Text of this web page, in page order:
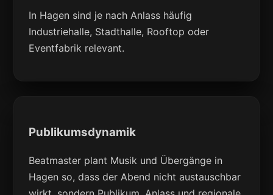
In Hagen sind je nach Anlass häufig
Industriehalle, Stadthalle, Rooftop oder
Eventfabrik relevant.
Publikumsdynamik
Beatmaster plant Musik und Übergänge in
Hagen so, dass der Abend nicht austauschbar